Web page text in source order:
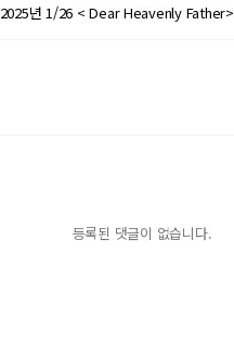
2025년 1/26 < Dear Heavenly Father>
등록된 댓글이 없습니다.